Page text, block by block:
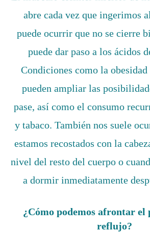
abre cada vez que ingerimos
puede ocurrir que no se cierre
puede dar paso a los ácidos
Condiciones como la
pueden ampliar las
pase, así como el consumo
y tabaco. También nos suele
estamos recostados con la
nivel del resto del cuerpo o
a dormir inmediatamente
¿Cómo podemos afrontar el
reflujo?